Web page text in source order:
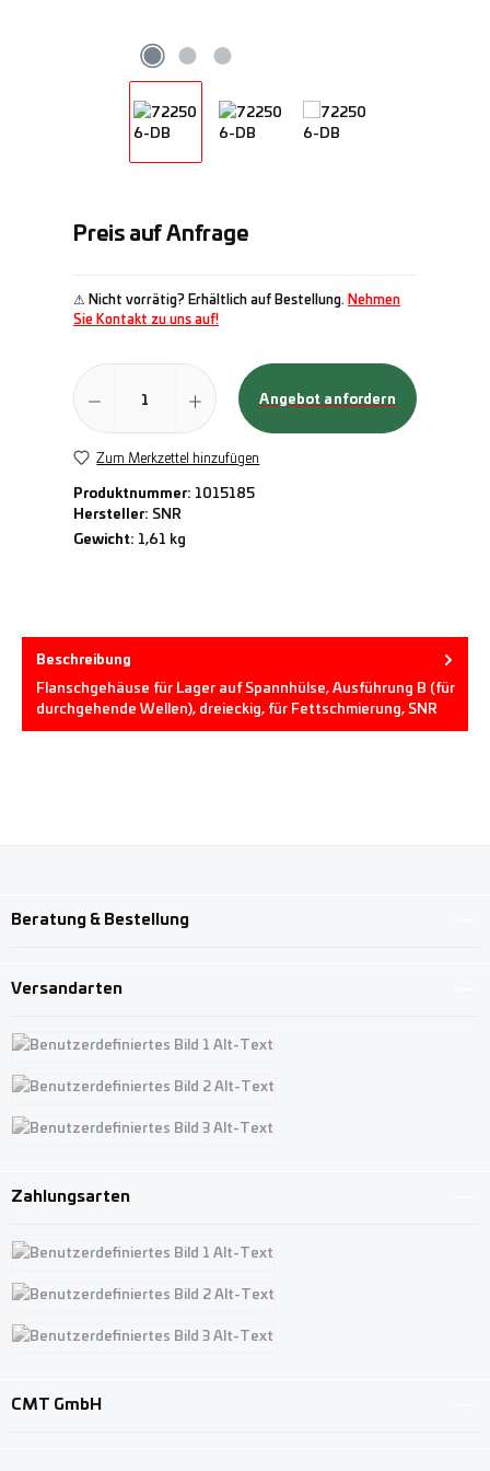
Preis auf Anfrage
⚠ Nicht vorrätig? Erhältlich auf Bestellung. Nehmen
Sie Kontakt zu uns auf!
Produkt Anzahl: Gib den gewünschten Wert
Angebot anfordern
Zum Merkzettel hinzufügen
Produktnummer: 1015185
Hersteller: SNR
Gewicht: 1,61 kg
Beschreibung
Flanschgehäuse für Lager auf Spannhülse, Ausführung B (für
durchgehende Wellen), dreieckig, für Fettschmierung, SNR
Beratung & Bestellung
Versandarten
Benutzerdefiniertes Bild 1
Benutzerdefiniertes Bild 2
Zahlungsarten
Benutzerdefiniertes Bild 1
Benutzerdefiniertes Bild 2
CMT GmbH